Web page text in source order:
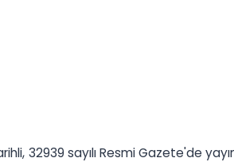
32939 sayılı Resmi Gazete'de